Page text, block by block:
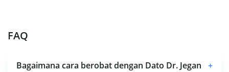
FAQ
Bagaimana cara berobat dengan Dato Dr. Jegan
+